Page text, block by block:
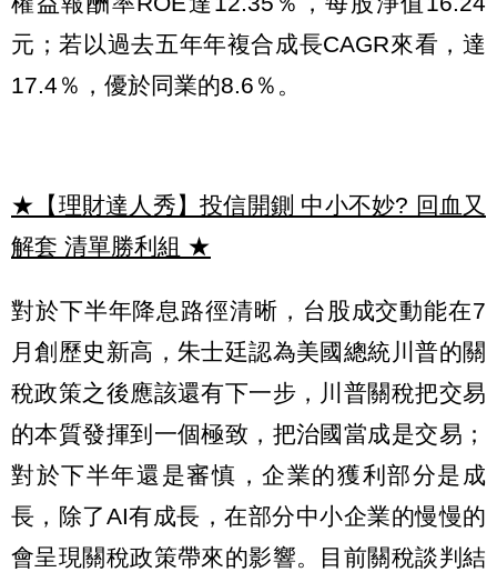
元；若以過去五年年複合成長CAGR來看，達
17.4％，優於同業的8.6％。
★【理財達人秀】投信開鍘 中小不妙? 回血又
解套 清單勝利組 ★
對於下半年降息路徑清晰，台股成交動能在7
月創歷史新高，朱士廷認為美國總統川普的關
稅政策之後應該還有下一步，川普關稅把交易
的本質發揮到一個極致，把治國當成是交易；
對於下半年還是審慎，企業的獲利部分是成
長，除了AI有成長，在部分中小企業的慢慢的
會呈現關稅政策帶來的影響。目前關稅談判結